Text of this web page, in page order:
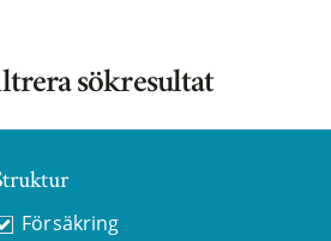
sökresultat
Försäkring